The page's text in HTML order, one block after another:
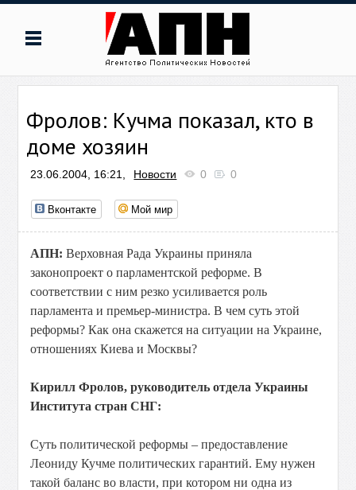
Фролов: Кучма показал, кто в
доме хозяин
23.06.2004, 16:21, Новости 0 0
Вконтакте Мой мир
АПН: Верховная Рада Украины приняла
законопроект о парламентской реформе. В
соответствии с ним резко усиливается роль
парламента и премьер-министра. В чем суть этой
реформы? Как она скажется на ситуации на Украине,
отношениях Киева и Москвы?
Кирилл Фролов, руководитель отдела Украины
Института стран СНГ:
Суть политической реформы – предоставление
Леониду Кучме политических гарантий. Ему нужен
такой баланс во власти, при котором ни одна из